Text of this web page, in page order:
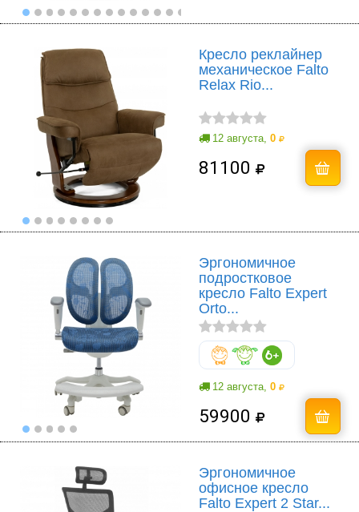
Кресло реклайнер
механическое Falto
Relax Rio...
12 августа, 0
81100
Эргономичное
подростковое
кресло Falto Expert
Orto...
12 августа, 0
59900
Эргономичное
офисное кресло
Falto Expert 2 Star...